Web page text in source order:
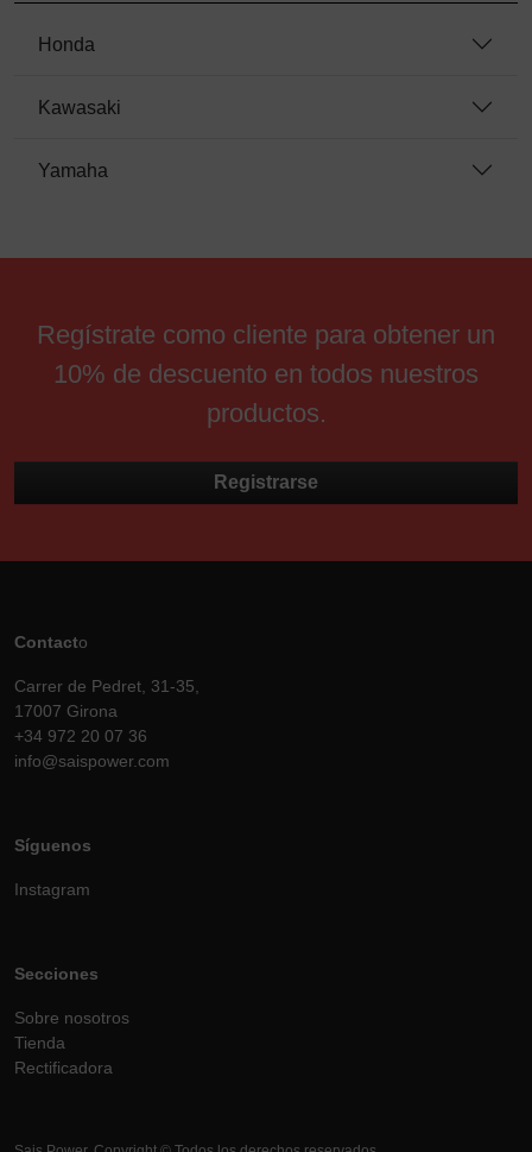
Honda
Kawasaki
Yamaha
Regístrate como cliente para obtener un
10% de descuento en todos nuestros
productos.
Registrarse
Contacto
Carrer de Pedret, 31-35,
17007 Girona
+34 972 20 07 36
info@saispower.com
Síguenos
Instagram
Secciones
Sobre nosotros
Tienda
Rectificadora